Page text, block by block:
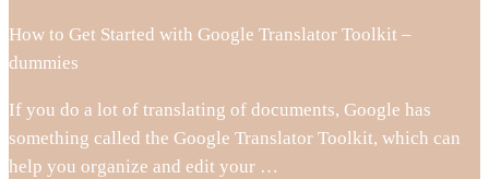
How to Get Started with Google Translator Toolkit –
dummies
If you do a lot of translating of documents, Google has
something called the Google Translator Toolkit, which can
help you organize and edit your …